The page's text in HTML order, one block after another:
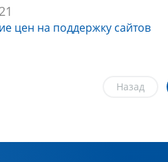
цен на поддержку сайтов
Назад